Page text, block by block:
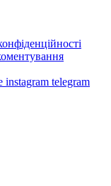
instagram telegram